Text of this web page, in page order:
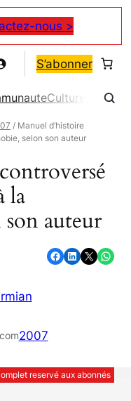
nous >
S’abonner
Culture
/ Manuel d’histoire
selon son auteur
la
auteur
Partager sur Facebook Partager sur LinkedIn Partager sur X Partager sur WhatsApp
2007
reservé aux abonnés